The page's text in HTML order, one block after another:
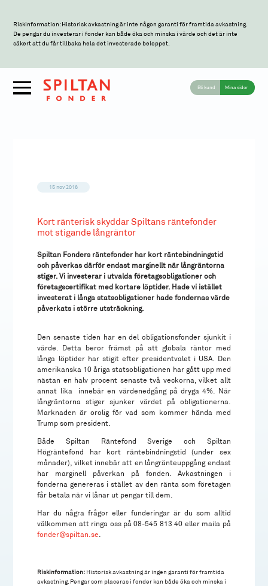
Riskinformation: Historisk avkastning är inte någon garanti för framtida avkastning.
De pengar du investerar i fonder kan både öka och minska i värde och det är inte
säkert att du får tillbaka hela det investerade beloppet.
Bli kund Mina sidor
15 nov 2016
Kort ränterisk skyddar Spiltans räntefonder
mot stigande långräntor
Spiltan Fonders räntefonder har kort räntebindningstid
och påverkas därför endast marginellt när långräntorna
stiger. Vi investerar i utvalda företagsobligationer och
företagscertifikat med kortare löptider. Hade vi istället
investerat i långa statsobligationer hade fondernas värde
påverkats i större utsträckning.
Den senaste tiden har en del obligationsfonder sjunkit i
värde. Detta beror främst på att globala räntor med
långa löptider har stigit efter presidentvalet i USA. Den
amerikanska 10 åriga statsobligationen har gått upp med
nästan en halv procent senaste två veckorna, vilket allt
annat lika innebär en värdenedgång på dryga 4%. När
långräntorna stiger sjunker värdet på obligationerna.
Marknaden är orolig för vad som kommer hända med
Trump som president.
Både Spiltan Räntefond Sverige och Spiltan
Högräntefond har kort räntebindningstid (under sex
månader), vilket innebär att en långränteuppgång endast
har marginell påverkan på fonden. Avkastningen i
fonderna genereras i stället av den ränta som företagen
får betala när vi lånar ut pengar till dem.
Har du några frågor eller funderingar är du som alltid
välkommen att ringa oss på 08-545 813 40 eller maila på
fonder@spiltan.se
Riskinformation: Historisk avkastning är ingen garanti för framtida
avkastning. Pengar som placeras i fonder kan både öka och minska i